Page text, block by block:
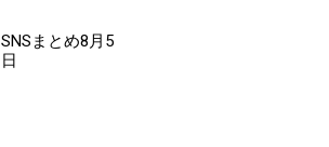
SNSまとめ8月5
日